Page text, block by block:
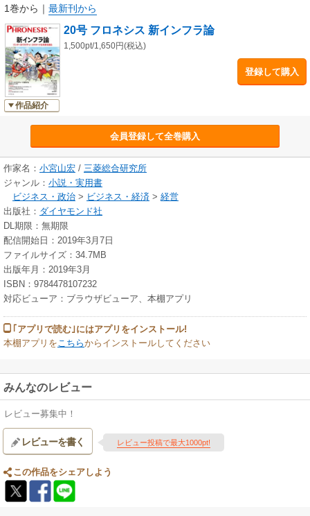
1巻から ｜ 最新刊から
作品紹介
20号 フロネシス 新インフラ論
1,500pt/1,650円(税込)
登録して購入
会員登録して全巻購入
作家名： 小宮山宏 / 三菱総合研究所
ジャンル： 小説・実用書
ビジネス・政治 > ビジネス・経済 > 経営
出版社： ダイヤモンド社
DL期限：無期限
配信開始日：2019年3月7日
ファイルサイズ：34.7MB
出版年月：2019年3月
ISBN：9784478107232
対応ビューア：ブラウザビューア、本棚アプリ
｢アプリで読む｣にはアプリをインストール!
本棚アプリを こちらからインストールしてください
みんなのレビュー
レビュー募集中！
レビューを書く レビュー投稿で最大1000pt!
この作品をシェアしよう